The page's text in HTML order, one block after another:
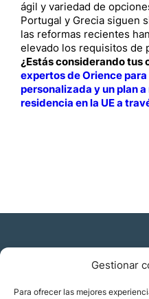
Gestionar
Para ofrecer las mejores
ágil y variedad de
Portugal y Grecia siguen
las reformas recientes
elevado los requisitos de
¿Estás considerando tus
expertos de Orience
personalizada y un plan
residencia en la UE a